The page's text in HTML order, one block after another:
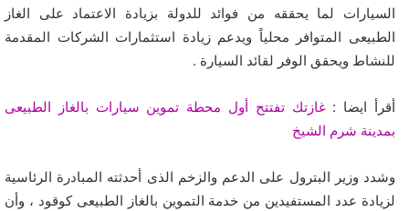
السيارات لما يحققه من فوائد للدولة بزيادة الاعتماد على الغاز
الطبيعى المتوافر محلياً ويدعم زيادة استثمارات الشركات المقدمة
للنشاط ويحقق الوفر لقائد السيارة .
أقرأ ايضا :غازتك تفتتح أول محطة تموين سيارات بالغاز الطبيعى
بمدينة شرم الشيخ
وشدد وزير البترول على الدعم والزخم الذى أحدثته المبادرة الرئاسية
لزيادة عدد المستفيدين من خدمة التموين بالغاز الطبيعى كوقود ، وأن